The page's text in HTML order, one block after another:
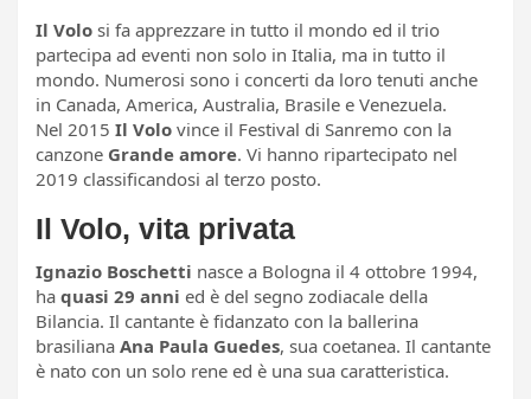
Il Volo si fa apprezzare in tutto il mondo ed il trio
partecipa ad eventi non solo in Italia, ma in tutto il
mondo. Numerosi sono i concerti da loro tenuti anche
in Canada, America, Australia, Brasile e Venezuela.
Nel 2015 Il Volo vince il Festival di Sanremo con la
canzone Grande amore. Vi hanno ripartecipato nel
2019 classificandosi al terzo posto.
Il Volo, vita privata
Ignazio Boschetti nasce a Bologna il 4 ottobre 1994,
ha quasi 29 anni ed è del segno zodiacale della
Bilancia. Il cantante è fidanzato con la ballerina
brasiliana Ana Paula Guedes, sua coetanea. Il cantante
è nato con un solo rene ed è una sua caratteristica.